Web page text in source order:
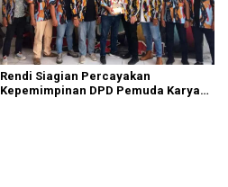
Rendi Siagian Percayakan
Kepemimpinan DPD Pemuda Karya